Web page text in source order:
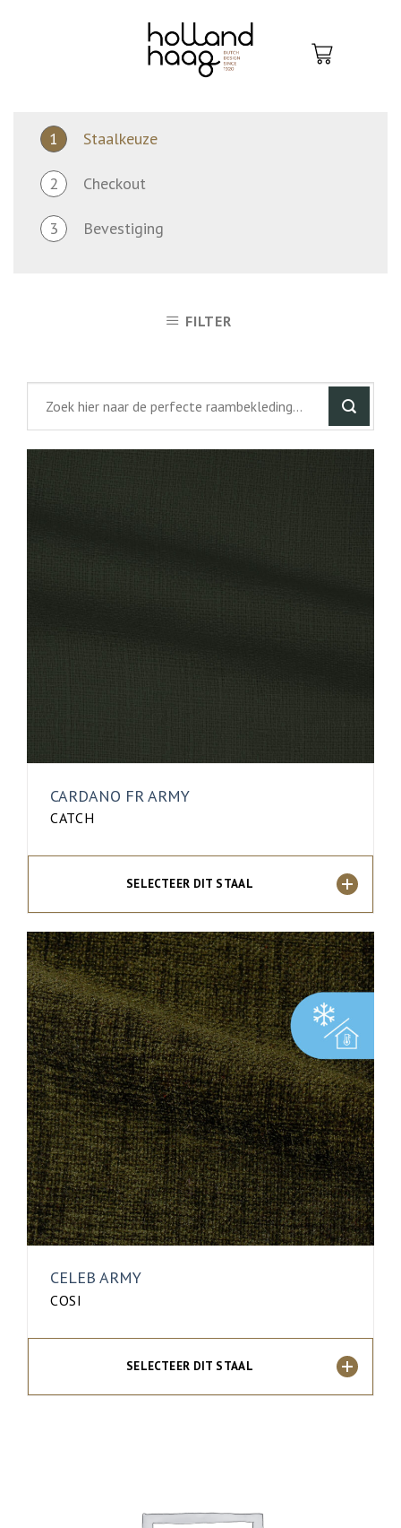
1 Staalkeuze
2 Checkout
3 Bevestiging
FILTER
CARDANO FR ARMY
CATCH
SELECTEER DIT STAAL
CELEB ARMY
COSI
SELECTEER DIT STAAL